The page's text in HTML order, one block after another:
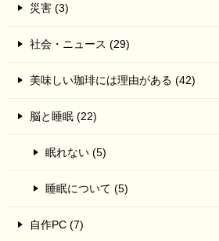
災害 (3)
社会・ニュース (29)
美味しい珈琲には理由がある (42)
脳と睡眠 (22)
眠れない (5)
睡眠について (5)
自作PC (7)